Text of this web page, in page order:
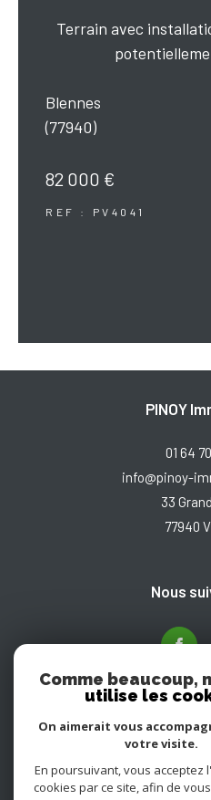
Terrain avec
Blennes
(77940)
82 000 €
REF : PV4041
PINOY
01 64
info@pinoy-
33
77940
nous
Comme beaucoup,
utilise les
On aimerait vous
votre visite.
En poursuivant, vous acceptez
cookies par ce site, afin de